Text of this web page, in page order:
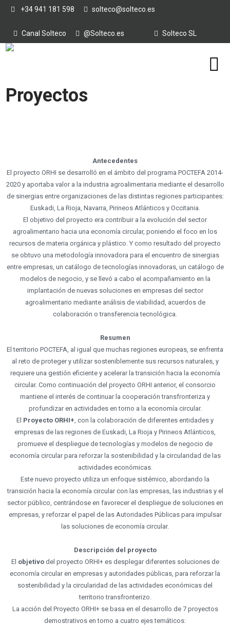
+34 941 181 598 solteco@solteco.es
Canal Solteco @Solteco.es Solteco SL
Proyectos
Antecedentes
El proyecto ORHI se desarrolló en el ámbito del programa POCTEFA 2014-
2020 y aportaba valor a la industria agroalimentaria mediante el desarrollo
de sinergias entre organizaciones de las distintas regiones participantes:
Euskadi, La Rioja, Navarra, Pirineos Atlánticos y Occitania.
El objetivo del proyecto era contribuir a la evolución del sector
agroalimentario hacia una economía circular, poniendo el foco en los
recursos de materia orgánica y plástico. Y como resultado del proyecto
se obtuvo una metodología innovadora para el encuentro de sinergias
entre empresas, un catálogo de tecnologías innovadoras, un catálogo de
modelos de negocio, y se llevó a cabo el acompañamiento en la
implantación de nuevas soluciones en empresas del sector
agroalimentario mediante análisis de viabilidad, acuerdos de
colaboración o transferencia tecnológica.
Resumen
El territorio POCTEFA, al igual que muchas regiones europeas, se enfrenta
al reto de proteger y utilizar sosteniblemente sus recursos naturales, y
requiere una gestión eficiente y acelerar la transición hacia la economía
circular. Como continuación del proyecto ORHI anterior, el consorcio
mantiene el interés de continuar la cooperación transfronteriza y
profundizar en actividades en torno a la economía circular.
El Proyecto ORHI+ , con la colaboración de diferentes entidades y
empresas de las regiones de Euskadi, La Rioja y Pirineos Atlánticos,
promueve el despliegue de tecnologías y modelos de negocio de
economía circular para reforzar la sostenibilidad y la circularidad de las
actividades económicas.
Este nuevo proyecto utiliza un enfoque sistémico, abordando la
transición hacia la economía circular con las empresas, las industrias y el
sector público, centrándose en favorecer el despliegue de soluciones en
empresas, y reforzar el papel de las Autoridades Públicas para impulsar
las soluciones de economía circular.
Descripción del proyecto
El objetivodel proyecto ORHI+ es desplegar diferentes soluciones de
economía circular en empresas y autoridades públicas, para reforzar la
sostenibilidad y la circularidad de las actividades económicas del
territorio transfronterizo.
La acción del Proyecto ORHI+ se basa en el desarrollo de 7 proyectos
demostrativos en torno a cuatro ejes temáticos:
Estas
cookies no
funcione la
web.
Para que
podamos
mejorar la
funcionalidad
y estructura
de la web, en
base a cómo
se usa la
Experiencia
Para que
nuestra web
cookies,
algunas
funcionalidades
desaparecerán